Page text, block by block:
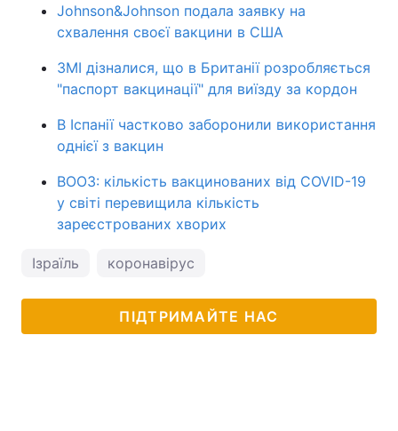
Johnson&Johnson подала заявку на
схвалення своєї вакцини в США
ЗМІ дізналися, що в Британії розробляється
"паспорт вакцинації" для виїзду за кордон
В Іспанії частково заборонили використання
однієї з вакцин
ВООЗ: кількість вакцинованих від COVID-19
у світі перевищила кількість
зареєстрованих хворих
Ізраїль коронавірус
ПІДТРИМАЙТЕ НАС